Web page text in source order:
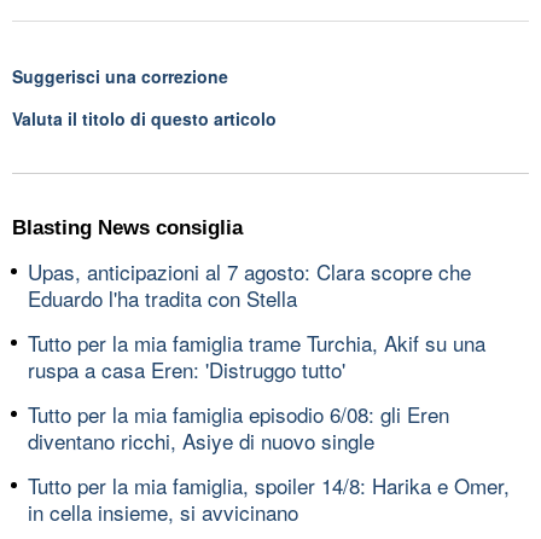
Suggerisci una correzione
Valuta il titolo di questo articolo
Blasting News consiglia
Upas, anticipazioni al 7 agosto: Clara scopre che
Eduardo l'ha tradita con Stella
Tutto per la mia famiglia trame Turchia, Akif su una
ruspa a casa Eren: 'Distruggo tutto'
Tutto per la mia famiglia episodio 6/08: gli Eren
diventano ricchi, Asiye di nuovo single
Tutto per la mia famiglia, spoiler 14/8: Harika e Omer,
in cella insieme, si avvicinano